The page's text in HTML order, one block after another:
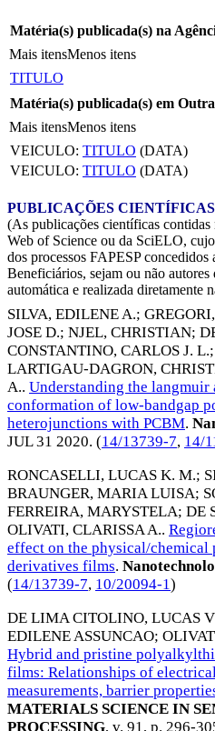
Matéria(s) publicada(s) na
Mais itensMenos itens
TITULO
Matéria(s) publicada(s) em
Mais itensMenos itens
VEICULO: TITULO (DATA)
VEICULO: TITULO (DATA)
PUBLICAÇÕES CIENTÍFICAS
(As publicações científicas contidas
Web of Science ou da SciELO,
dos processos FAPESP concedidos
Beneficiários, sejam ou não autores
automática e realizada diretamente
SILVA, EDILENE A.;
JOSE D.; NJEL, CHRISTIAN;
CONSTANTINO, CARLOS J. L.;
LARTIGAU-DAGRON,
A.. Understanding the
conformation of low-bandgap
heterojunctions with PCBM.
JUL 31 2020. (14/13739-7, 14/
RONCASELLI, LUCAS K. M.;
BRAUNGER, MARIA LUISA;
FERREIRA, MARYSTELA; DE
OLIVATI, CLARISSA A..
effect on the physical/
derivatives films.
(14/13739-7, 10/20094-1)
DE LIMA CITOLINO, LUCAS
EDILENE ASSUNCAO;
Hybrid and pristine
films: Relationships of
measurements, barrier
MATERIALS SCIENCE IN
PROCESSING, v. 91, p. 296-